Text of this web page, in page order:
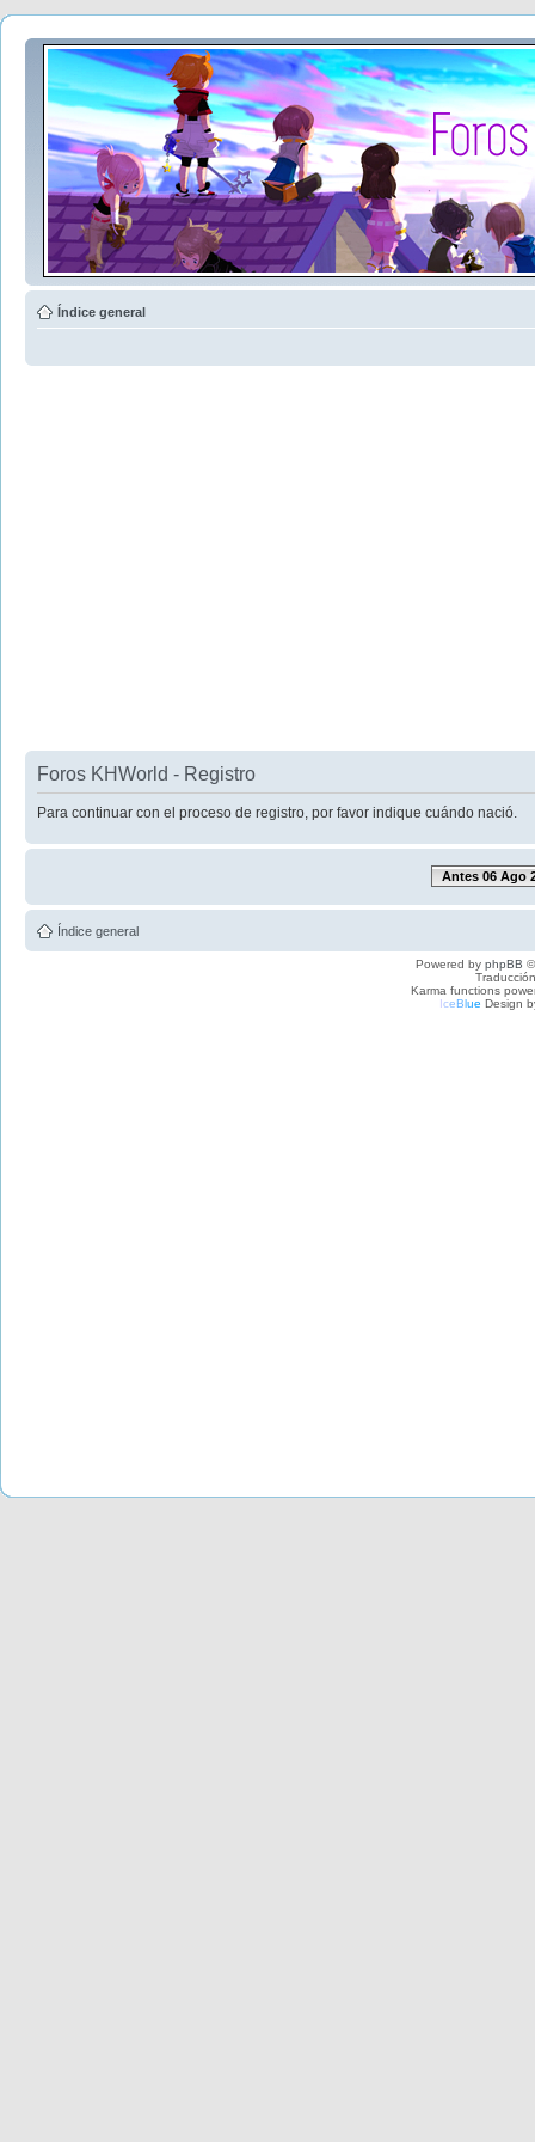
Índice general
Foros KHWorld - Registro
Para continuar con el proceso de registro, por favor indique cuándo nació.
Antes 06 Ago
Índice general
Powered by phpBB
Karma functions
IceBlue Design